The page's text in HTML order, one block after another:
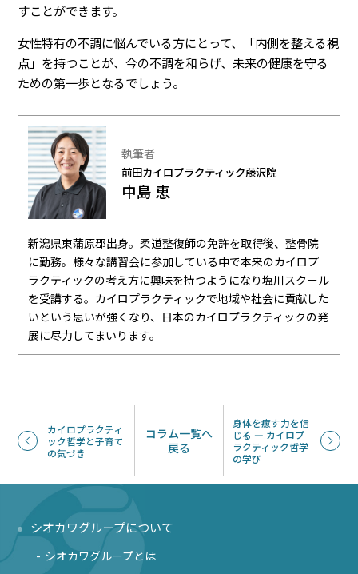
すことができます。
女性特有の不調に悩んでいる方にとって、「内側を整える視
点」を持つことが、今の不調を和らげ、未来の健康を守る
ための第一歩となるでしょう。
執筆者
前田カイロプラクティック藤沢院
中島 恵
新潟県東蒲原郡出身。柔道整復師の免許を取得後、整骨院
に勤務。様々な講習会に参加している中で本来のカイロプ
ラクティックの考え方に興味を持つようになり塩川スクール
を受講する。カイロプラクティックで地域や社会に貢献した
いという思いが強くなり、日本のカイロプラクティックの発
展に尽力してまいります。
カイロプラクティ
ック哲学と子育て
の気づき
コラム一覧へ
戻る
身体を癒す力を信
じる ― カイロプ
ラクティック哲学
の学び
シオカワグループについて
シオカワグループとは